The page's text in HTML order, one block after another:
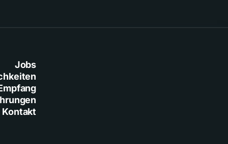
Jobs
Kontakt